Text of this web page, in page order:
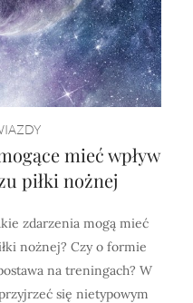
mieć wpływ
piłki nożnej
zdarzenia mogą mieć
nożnej? Czy o formie
na treningach? W
się nietypowym